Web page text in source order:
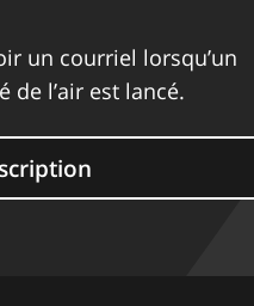
un courriel lorsqu’un
de l’air est lancé.